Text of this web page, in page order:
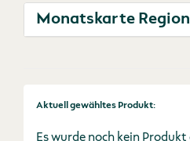
Monatskarte
Aktuell gewähltes Produkt:
Es wurde noch kein